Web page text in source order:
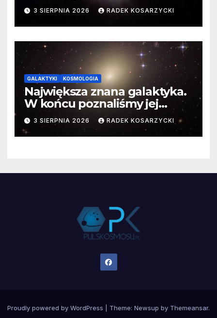
3 SIERPNIA 2026 RADEK KOSARZYCKI
GALAKTYKI KOSMOLOGIA
Największa znana galaktyka.
W końcu poznaliśmy jej
faktyczne wymiary
3 SIERPNIA 2026 RADEK KOSARZYCKI
Proudly powered by WordPress Theme: Newsup by Themeansar.